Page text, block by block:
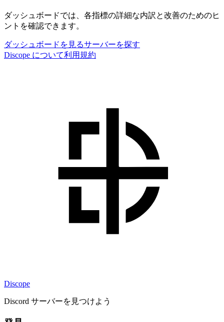
ダッシュボードでは、各指標の詳細な内訳と改善のためのヒ
ントを確認できます。
ダッシュボードを見るサーバーを探す
Discope について利用規約
Discope
Discord サーバーを見つけよう